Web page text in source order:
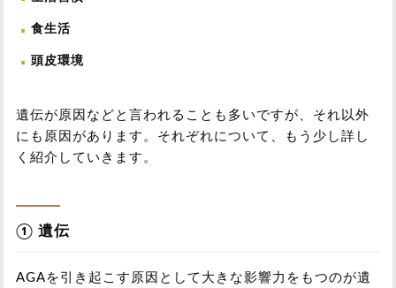
食生活
頭皮環境
遺伝が原因などと言われることも多いですが、それ以外
にも原因があります。それぞれについて、もう少し詳し
く紹介していきます。
① 遺伝
AGAを引き起こす原因として大きな影響力をもつのが遺